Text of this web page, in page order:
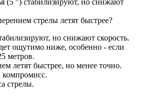
стрелы летят быстрее?
но снижают скорость.
ощутимо ниже, особенно - если
метров.
летят быстрее, но менее точно.
компромисс.
стрелы.